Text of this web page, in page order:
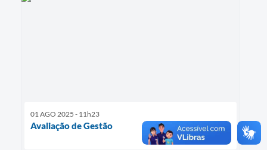
01 AGO 2025 - 11h23
Avaliação de Gestão